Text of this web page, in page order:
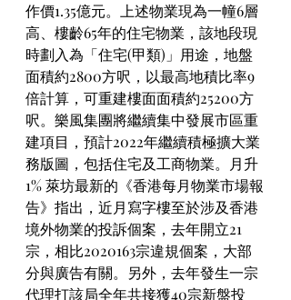
作價1.35億元。上述物業現為一幢6層
高、樓齡65年的住宅物業，該地段現
時劃入為「住宅(甲類)」用途，地盤
面積約2800方呎，以最高地積比率9
倍計算，可重建樓面面積約25200方
呎。樂風集團將繼續集中發展市區重
建項目，預計2022年繼續積極擴大業
務版圖，包括住宅及工商物業。月升
1% 萊坊最新的《香港每月物業市場報
告》指出，近月寫字樓至於涉及香港
境外物業的投訴個案，去年開立21
宗，相比2020163宗違規個案，大部
分與廣告有關。另外，去年發生一宗
代理打該局全年共接獲40宗新盤投